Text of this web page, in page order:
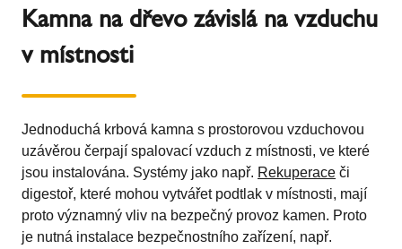
Kamna na dřevo závislá na vzduchu
v místnosti
Jednoduchá krbová kamna s prostorovou vzduchovou
uzávěrou čerpají spalovací vzduch z místnosti, ve které
jsou instalována. Systémy jako např. Rekuperace či
digestoř, které mohou vytvářet podtlak v místnosti, mají
proto významný vliv na bezpečný provoz kamen. Proto
je nutná instalace bezpečnostního zařízení, např.